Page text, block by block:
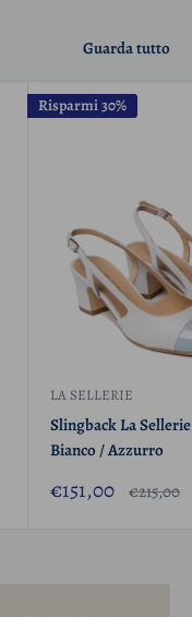
Guarda tutto
Risparmi 30%
LA SELLERIE
Slingback La
Bianco / Azzurro
Prezzo
scontato
€151,00 Prezzo
€215,00